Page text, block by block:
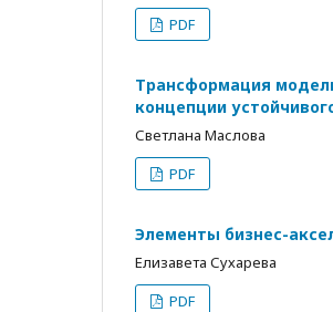
PDF
Трансформация
концепции
Светлана Маслова
PDF
Элементы бизнес-
Елизавета Сухарева
PDF